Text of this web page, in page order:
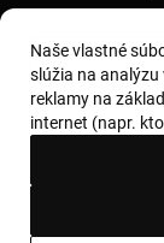
Naše vlastné
slúžia na
reklamy na
internet (napr.